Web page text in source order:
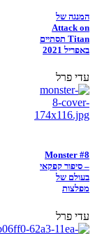
המנגה של
Attack on
Titan תסתיים
באפריל 2021
עדי פרל
Monster #8
– סיפור קפקאי
בעולם של
מפלצות
עדי פרל